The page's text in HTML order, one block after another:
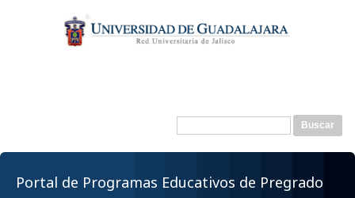
contenido
principal
Formulario de
Buscar
Portal de Programas Educativos de Pregrado